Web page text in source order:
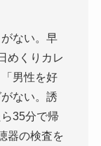
ない。早
めくりカレ
男性を好
ない。誘
35分で帰
器の検査を